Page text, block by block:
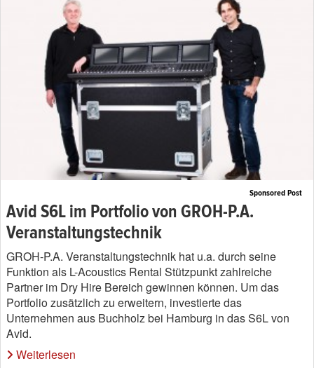
Sponsored Post
Avid S6L im Portfolio von GROH-P.A.
Veranstaltungstechnik
GROH-P.A. Veranstaltungstechnik hat u.a. durch seine
Funktion als L-Acoustics Rental Stützpunkt zahlreiche
Partner im Dry Hire Bereich gewinnen können. Um das
Portfolio zusätzlich zu erweitern, investierte das
Unternehmen aus Buchholz bei Hamburg in das S6L von
Avid.
Weiterlesen